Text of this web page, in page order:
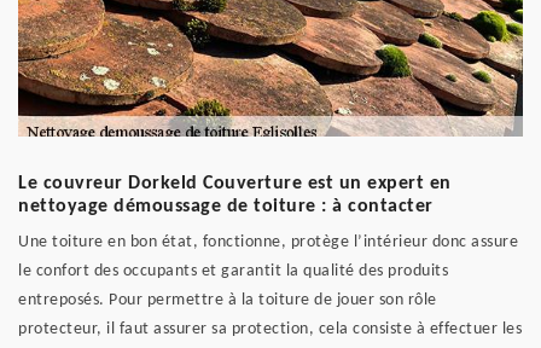
Le couvreur Dorkeld Couverture est un expert en
nettoyage démoussage de toiture : à contacter
Une toiture en bon état, fonctionne, protège l’intérieur donc assure
le confort des occupants et garantit la qualité des produits
entreposés. Pour permettre à la toiture de jouer son rôle
protecteur, il faut assurer sa protection, cela consiste à effectuer les